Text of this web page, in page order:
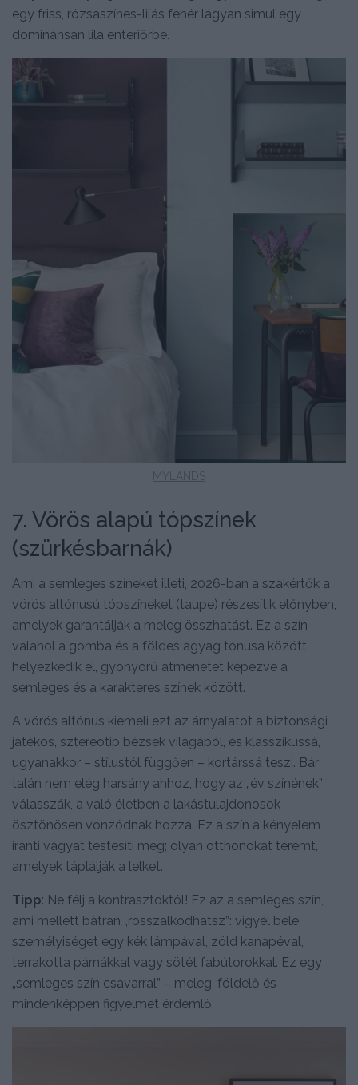
egy friss, rózsaszínes-lilás fehér lágyan simul egy
dominánsan lila enteriőrbe.
MYLANDS
7. Vörös alapú tópszínek
(szürkésbarnák)
Ami a semleges színeket illeti, 2026-ban a szakértők a
vörös altónusú tópszíneket (taupe) részesítik előnyben,
amelyek garantálják a meleg összhatást. Ez a szín
valahol a gomba és a földes agyag tónusa között
helyezkedik el, gyönyörű átmenetet képezve a
semleges és a karakteres színek között.
A vörös altónus kiemeli ezt az árnyalatot a biztonsági
játékos, sztereotip bézsek világából, és klasszikussá,
ugyanakkor – stílustól függően – kortárssá teszi. Bár
talán nem elég harsány ahhoz, hogy az „év színének”
válasszák, a való életben a lakástulajdonosok
ösztönösen vonzódnak hozzá. Ez a szín a kényelem
iránti vágyat testesíti meg; olyan otthonokat teremt,
amelyek táplálják a lelket.
Tipp: Ne félj a kontrasztoktól! Ez az a semleges szín,
ami mellett bátran „rosszalkodhatsz”: vigyél bele
személyiséget egy kék lámpával, zöld kanapéval,
terrakotta párnákkal vagy sötét fabútorokkal. Ez egy
„semleges szín csavarral” – meleg, földelő és
mindenképpen figyelmet érdemlő.